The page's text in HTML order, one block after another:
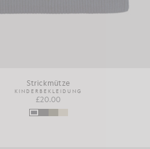
Strickmütze
KINDERBEKLEIDUNG
£20.00